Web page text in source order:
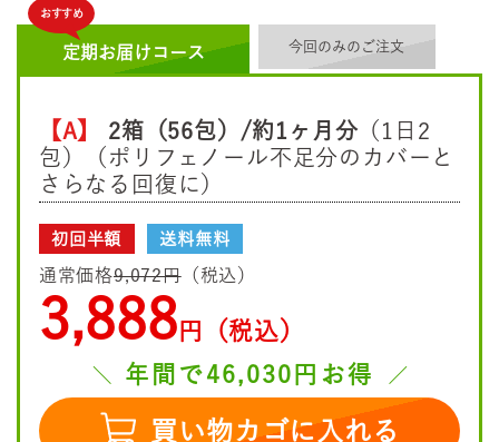
定期お届けコース
おすすめ
今回のみのご注文
【A】 2箱（56包）/約1ヶ月分 （1日2
包）（ポリフェノール不足分のカバーと
さらなる回復に）
初回半額 送料無料
通常価格9,072円（税込）
3,888 円（税込）
年間で46,030円お得
買い物カゴに入れる